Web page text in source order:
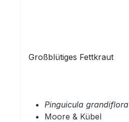
Großblütiges Fettkraut
Pinguicula grandiflora
Moore & Kübel